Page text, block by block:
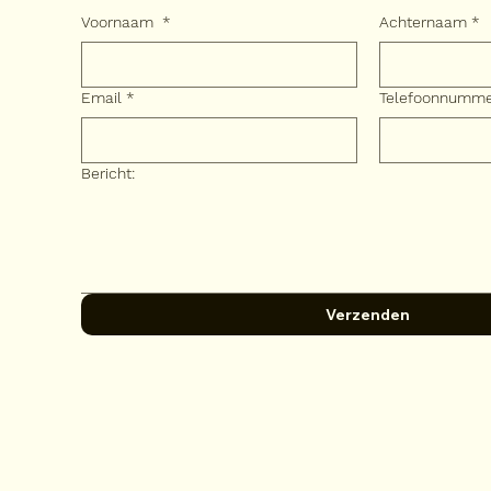
Voornaam * Achternaam *
Email *
Bericht:
Verzenden